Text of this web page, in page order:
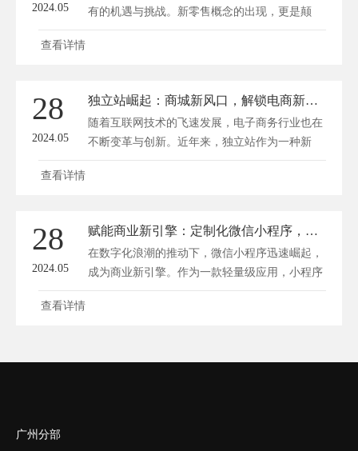
2024.05
有的机遇与挑战。新零售概念的出现，更是颠
覆...
查看详情
28
2024.05
独立站崛起：商城新风口，解锁电商新纪元！
随着互联网技术的飞速发展，电子商务行业也在
不断变革与创新。近年来，独立站作为一种新
兴...
查看详情
28
2024.05
赋能商业新引擎：定制化微信小程序，商城专属解决方案
在数字化浪潮的推动下，微信小程序迅速崛起，
成为商业新引擎。作为一款轻量级应用，小程序
凭...
查看详情
广州分部